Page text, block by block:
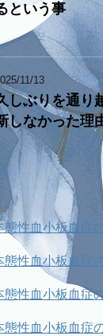
という事
11/13
しぶりを通り
しなかった理
態性血小板血症
性血小板血症
性血小板血症
性血小板血症